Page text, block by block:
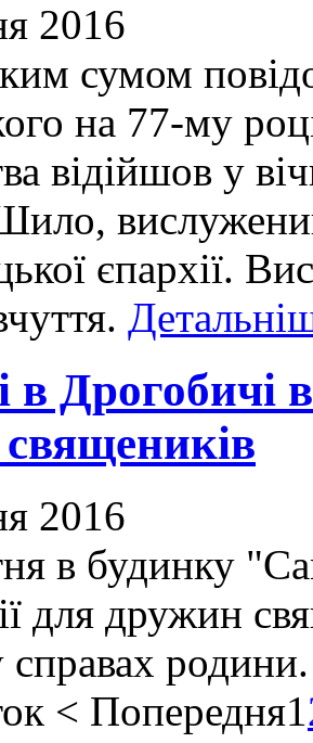
2016
сумом
на 77-му
відійшов у
єпархії.
в Дрогобичі
2016
в будинку
для дружин
справах
< Попередня1